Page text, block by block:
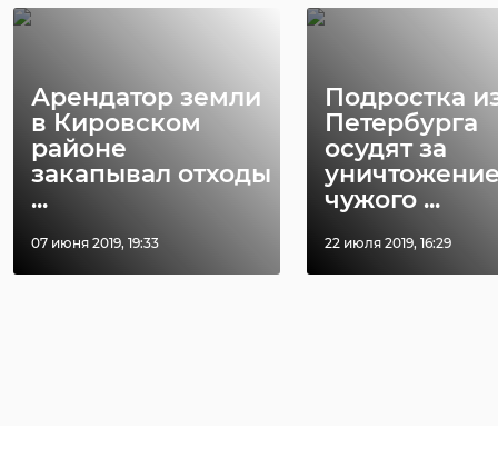
Арендатор земли
в Кировском
районе
закапывал отходы
...
07 июня 2019, 19:33
Подростка
Петербурга
осудят за
чужого ...
22 июля 2019, 16:29